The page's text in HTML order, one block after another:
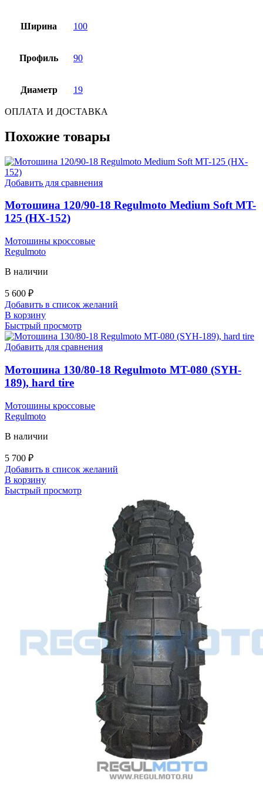
Ширина 100
Профиль 90
Диаметр 19
ОПЛАТА И ДОСТАВКА
Похожие товары
Добавить для сравнения
Мотошина 120/90-18 Regulmoto Medium Soft MT-
125 (HX-152)
Мотошины кроссовые
Regulmoto
В наличии
5 600 ₽
Добавить в список желаний
В корзину
Быстрый просмотр
Добавить для сравнения
Мотошина 130/80-18 Regulmoto MT-080 (SYH-
189), hard tire
Мотошины кроссовые
Regulmoto
В наличии
5 700 ₽
Добавить в список желаний
В корзину
Быстрый просмотр